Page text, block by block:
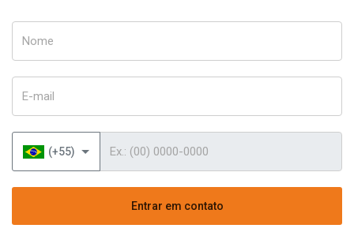
(+55)
Entrar em contato